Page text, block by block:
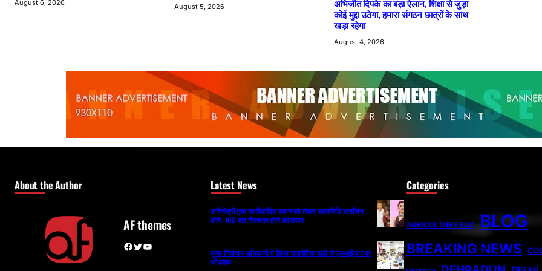
August 6, 2026 August 5, 2026
अभिजीत दिपके का बड़ा ऐलान, शिक्षा से जुड़ा
कोई मुद्दा उठेगा, हमारा संगठन छात्रों के साथ
खड़ा रहेगा
August 4, 2026
About the Author
AF themes
Facebook Twitter YouTube
Latest News
अभिनेत्री तृषा पर विवादित बयान को लेकर उदयनिधि स्टालिन
बोले- 100 बार गिरफ्तार होने को तैयार
मुख्य निर्वाचन अधिकारी ने लिया राजनैतिक दलों से एसआईआर पर
फीडबैक
Categories
AGRICULTURE BOX BLOG
BREAKING NEWS